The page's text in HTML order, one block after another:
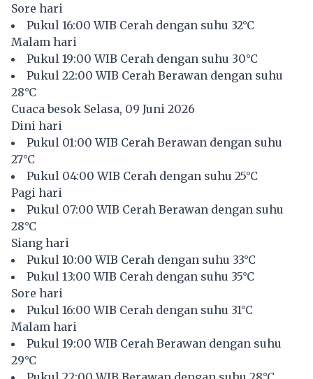
Sore hari
Pukul 16:00 WIB Cerah dengan suhu 32°C
Malam hari
Pukul 19:00 WIB Cerah dengan suhu 30°C
Pukul 22:00 WIB Cerah Berawan dengan suhu
28°C
Cuaca besok Selasa, 09 Juni 2026
Dini hari
Pukul 01:00 WIB Cerah Berawan dengan suhu
27°C
Pukul 04:00 WIB Cerah dengan suhu 25°C
Pagi hari
Pukul 07:00 WIB Cerah Berawan dengan suhu
28°C
Siang hari
Pukul 10:00 WIB Cerah dengan suhu 33°C
Pukul 13:00 WIB Cerah dengan suhu 35°C
Sore hari
Pukul 16:00 WIB Cerah dengan suhu 31°C
Malam hari
Pukul 19:00 WIB Cerah Berawan dengan suhu
29°C